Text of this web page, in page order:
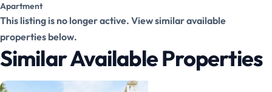
Apartment
This listing is no longer active. View similar available
properties below.
Similar Available Properties